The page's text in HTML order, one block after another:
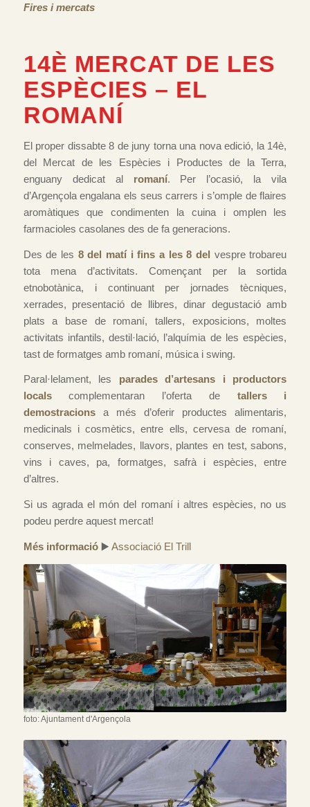
Fires i mercats
14È MERCAT DE LES
ESPÈCIES – EL
ROMANÍ
El proper dissabte 8 de juny torna una nova edició, la 14è,
del Mercat de les Espècies i Productes de la Terra,
enguany dedicat al romaní. Per l’ocasió, la vila
d’Argençola engalana els seus carrers i s’omple de flaires
aromàtiques que condimenten la cuina i omplen les
farmacioles casolanes des de fa generacions.
Des de les 8 del matí i fins a les 8 del vespre trobareu
tota mena d’activitats. Començant per la sortida
etnobotànica, i continuant per jornades tècniques,
xerrades, presentació de llibres, dinar degustació amb
plats a base de romaní, tallers, exposicions, moltes
activitats infantils, destil·lació, l’alquímia de les espècies,
tast de formatges amb romaní, música i swing.
Paral·lelament, les parades d’artesans i productors
localscomplementaran l’oferta de tallers i
demostracionsa més d’oferir productes alimentaris,
medicinals i cosmètics, entre ells, cervesa de romaní,
conserves, melmelades, llavors, plantes en test, sabons,
vins i caves, pa, formatges, safrà i espècies, entre
d’altres.
Si us agrada el món del romaní i altres espècies, no us
podeu perdre aquest mercat!
Més informació▶️ Associació El Trill
foto: Ajuntament d'Argençola